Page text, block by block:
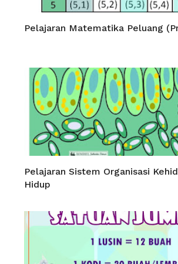
Pelajaran Matematika Peluang
Pelajaran Sistem Organisasi
Hidup